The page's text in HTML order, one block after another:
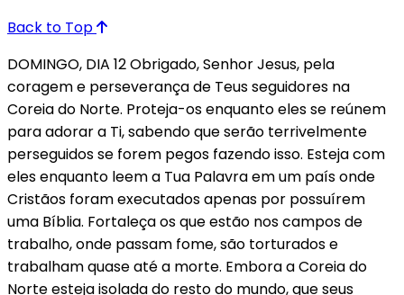
Back to Top
DOMINGO, DIA 12 Obrigado, Senhor Jesus, pela
coragem e perseverança de Teus seguidores na
Coreia do Norte. Proteja-os enquanto eles se reúnem
para adorar a Ti, sabendo que serão terrivelmente
perseguidos se forem pegos fazendo isso. Esteja com
eles enquanto leem a Tua Palavra em um país onde
Cristãos foram executados apenas por possuírem
uma Bíblia. Fortaleça os que estão nos campos de
trabalho, onde passam fome, são torturados e
trabalham quase até a morte. Embora a Coreia do
Norte esteja isolada do resto do mundo, que seus